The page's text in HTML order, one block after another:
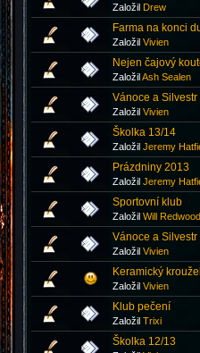
Založil Drew
Farma na konci
Založil Vivien
Nejen čajový
ZaložilAsh Sealen
Vánoce a Silvestr
Založil Vivien
Školka 13/14
Založil Jeremy
Prázdniny 2013
Založil Jeremy
Sportovní klub
Založil Will Redwood
Vánoce a Silvestr
Založil Vivien
Keramický
Založil Vivien
Klub pečení
Založil Trixi
Školka 12/13